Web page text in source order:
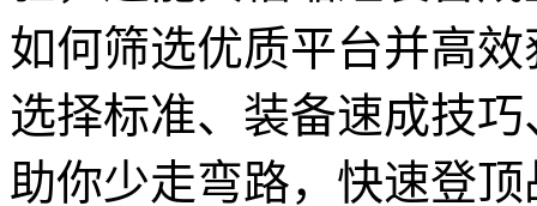
如何筛选优质平台并高
选择标准、装备速成技
助你少走弯路，快速登